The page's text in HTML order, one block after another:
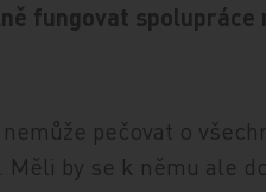
fungovat
pečovat o
Měli by se k němu ale